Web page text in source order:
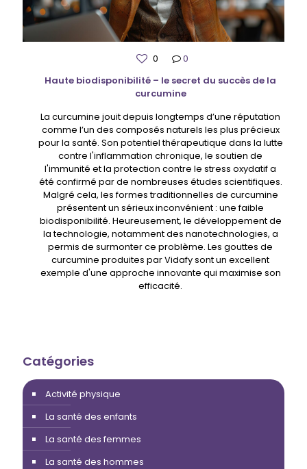
0
0
Haute biodisponibilité – le secret du succès de la
curcumine
La curcumine jouit depuis longtemps d’une réputation
comme l’un des composés naturels les plus précieux
pour la santé. Son potentiel thérapeutique dans la lutte
contre l'inflammation chronique, le soutien de
l'immunité et la protection contre le stress oxydatif a
été confirmé par de nombreuses études scientifiques.
Malgré cela, les formes traditionnelles de curcumine
présentent un sérieux inconvénient : une faible
biodisponibilité. Heureusement, le développement de
la technologie, notamment des nanotechnologies, a
permis de surmonter ce problème. Les gouttes de
curcumine produites par Vidafy sont un excellent
exemple d'une approche innovante qui maximise son
efficacité.
Catégories
Activité physique
La santé des enfants
La santé des femmes
La santé des hommes